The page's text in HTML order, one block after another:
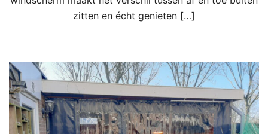
zitten en écht genieten […]